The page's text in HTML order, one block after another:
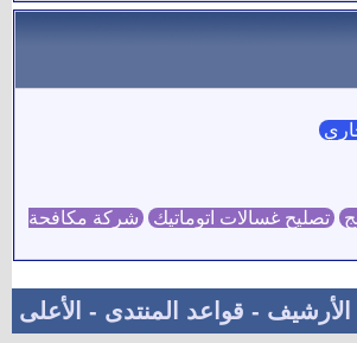
تصليح غسالات اتوماتيك شركة مكافحة
الأرشيف - قواعد المنتدى - الأعلى